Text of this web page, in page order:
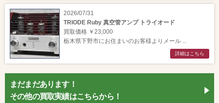
2026/07/31
TRIODE Ruby 真空管アンプ トライオード
買取価格 ￥23,000
栃木県下野市にお住まいのお客様よりメール ...
詳細はこちら
まだまだあります！
その他の買取実績はこちらから！